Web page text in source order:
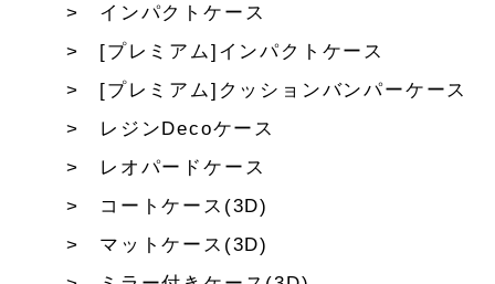
インパクトケース
[プレミアム]インパクトケース
[プレミアム]クッションバンパーケース
レジンDecoケース
レオパードケース
コートケース(3D)
マットケース(3D)